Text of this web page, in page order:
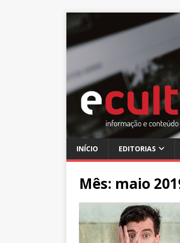
INÍCIO EDITORIAS
Mês: maio